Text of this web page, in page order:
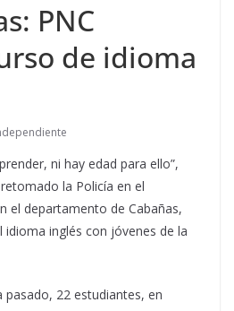
PNC
de idioma
ni hay edad para ello”,
la Policía en el
el departamento de Cabañas,
idioma inglés con jóvenes de la
pasado, 22 estudiantes, en